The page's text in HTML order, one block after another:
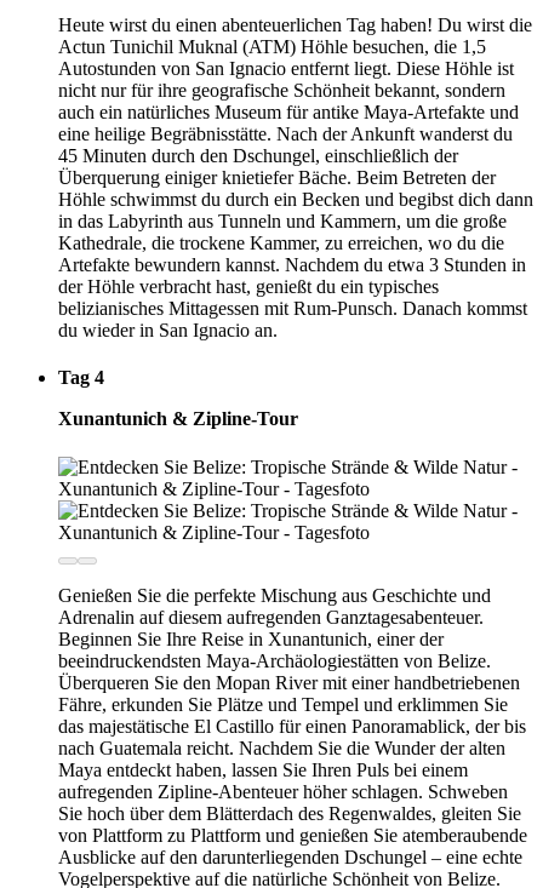
Heute wirst du einen abenteuerlichen Tag haben! Du wirst die
Actun Tunichil Muknal (ATM) Höhle besuchen, die 1,5
Autostunden von San Ignacio entfernt liegt. Diese Höhle ist
nicht nur für ihre geografische Schönheit bekannt, sondern
auch ein natürliches Museum für antike Maya-Artefakte und
eine heilige Begräbnisstätte. Nach der Ankunft wanderst du
45 Minuten durch den Dschungel, einschließlich der
Überquerung einiger knietiefer Bäche. Beim Betreten der
Höhle schwimmst du durch ein Becken und begibst dich dann
in das Labyrinth aus Tunneln und Kammern, um die große
Kathedrale, die trockene Kammer, zu erreichen, wo du die
Artefakte bewundern kannst. Nachdem du etwa 3 Stunden in
der Höhle verbracht hast, genießt du ein typisches
belizianisches Mittagessen mit Rum-Punsch. Danach kommst
du wieder in San Ignacio an.
Tag 4
Xunantunich & Zipline-Tour
Genießen Sie die perfekte Mischung aus Geschichte und
Adrenalin auf diesem aufregenden Ganztagesabenteuer.
Beginnen Sie Ihre Reise in Xunantunich, einer der
beeindruckendsten Maya-Archäologiestätten von Belize.
Überqueren Sie den Mopan River mit einer handbetriebenen
Fähre, erkunden Sie Plätze und Tempel und erklimmen Sie
das majestätische El Castillo für einen Panoramablick, der bis
nach Guatemala reicht. Nachdem Sie die Wunder der alten
Maya entdeckt haben, lassen Sie Ihren Puls bei einem
aufregenden Zipline-Abenteuer höher schlagen. Schweben
Sie hoch über dem Blätterdach des Regenwaldes, gleiten Sie
von Plattform zu Plattform und genießen Sie atemberaubende
Ausblicke auf den darunterliegenden Dschungel – eine echte
Vogelperspektive auf die natürliche Schönheit von Belize.